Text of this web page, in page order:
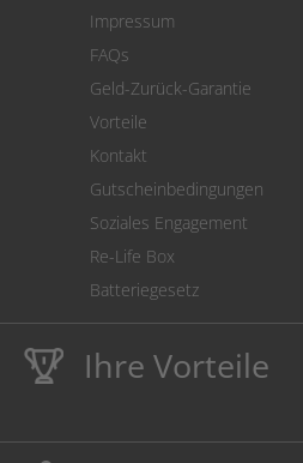
Cookie Einstellungen
Impressum
FAQs
Geld-Zurück-Garantie
Vorteile
Kontakt
Gutscheinbedingungen
Soziales Engagement
Re-Life Box
Batteriegesetz
Ihre Vorteile
LebenslangeHausmarke